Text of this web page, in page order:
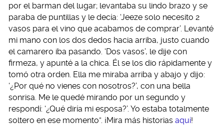
por el barman del lugar; levantaba su lindo brazo y se
paraba de puntillas y le decía: ‘Jeeze solo necesito 2
vasos para el vino que acabamos de comprar’. Levanté
mi mano con los dos dedos hacia arriba, justo cuando
el camarero iba pasando. ‘Dos vasos’, le dije con
firmeza, y apunté a la chica. Él se los dio rápidamente y
tomó otra orden. Ella me miraba arriba y abajo y dijo:
‘¿Por qué no vienes con nosotros?’, con una bella
sonrisa. Me le quedé mirando por un segundo y
respondí: ‘¿Qué diría mi esposa?’. Yo estaba totalmente
soltero en ese momento”. ¡Mira más historias aquí!